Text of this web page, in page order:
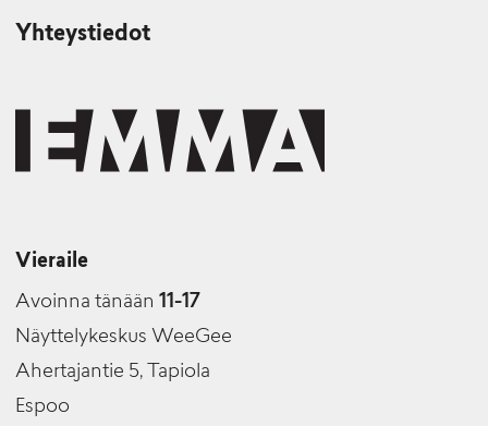
Yhteystiedot
Vieraile
Avoinna tänään 11-17
Näyttelykeskus WeeGee
Ahertajantie 5, Tapiola
Espoo